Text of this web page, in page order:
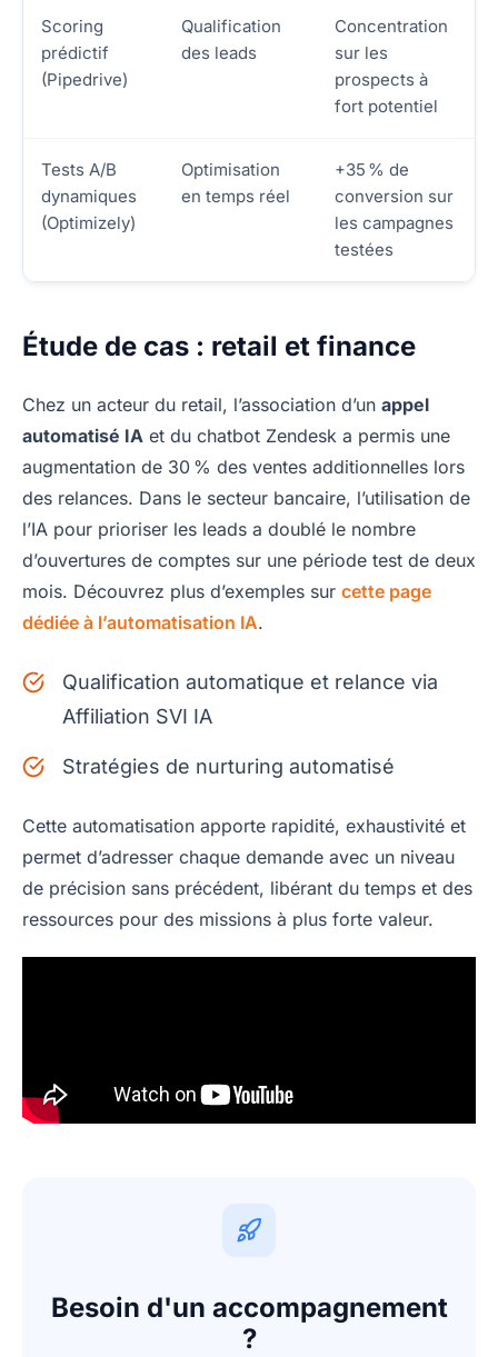
Scoring
prédictif
(Pipedrive)
Qualification
des leads
Concentration
sur les
prospects à
fort potentiel
Tests A/B
dynamiques
(Optimizely)
Optimisation
en temps réel
+35 % de
conversion sur
les campagnes
testées
Étude de cas : retail et finance
Chez un acteur du retail, l’association d’un appel
automatisé IA et du chatbot Zendesk a permis une
augmentation de 30 % des ventes additionnelles lors
des relances. Dans le secteur bancaire, l’utilisation de
l’IA pour prioriser les leads a doublé le nombre
d’ouvertures de comptes sur une période test de deux
mois. Découvrez plus d’exemples sur cette page
dédiée à l’automatisation IA.
Qualification automatique et relance via
Affiliation SVI IA
Stratégies de nurturing automatisé
Cette automatisation apporte rapidité, exhaustivité et
permet d’adresser chaque demande avec un niveau
de précision sans précédent, libérant du temps et des
ressources pour des missions à plus forte valeur.
Besoin d'un accompagnement
?